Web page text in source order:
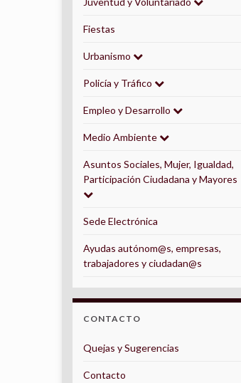
Fiestas
Urbanismo
Policía y Tráfico
Empleo y Desarrollo
Medio Ambiente
Asuntos Sociales, Mujer, Igualdad,
Participación Ciudadana y Mayores
Sede Electrónica
Ayudas autónom@s, empresas,
trabajadores y ciudadan@s
CONTACTO
Quejas y Sugerencias
Contacto